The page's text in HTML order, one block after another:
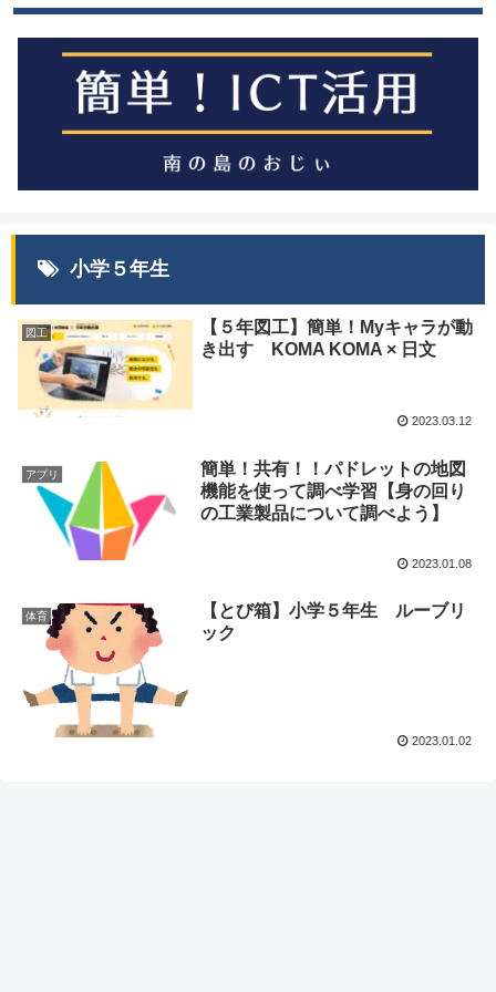
小学５年生
図工
【５年図工】簡単！Myキャラが動
き出す KOMA KOMA × 日文
2023.03.12
アプリ
簡単！共有！！パドレットの地図
機能を使って調べ学習【身の回り
の工業製品について調べよう】
2023.01.08
体育
【とび箱】小学５年生 ルーブリ
ック
2023.01.02